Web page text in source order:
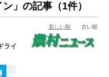
ン」の記事（1件）
新しい順 古い順
ライ